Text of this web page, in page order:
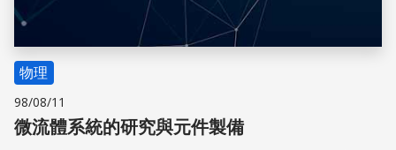
物理
98/08/11
微流體系統的研究與元件製備